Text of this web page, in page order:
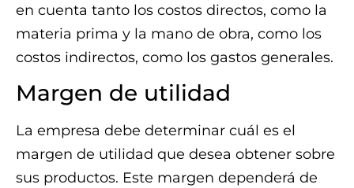
en cuenta tanto los costos directos, como la
materia prima y la mano de obra, como los
costos indirectos, como los gastos generales.
Margen de utilidad
La empresa debe determinar cuál es el
margen de utilidad que desea obtener sobre
sus productos. Este margen dependerá de